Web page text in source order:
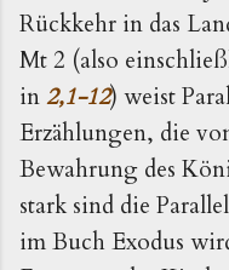
Rückkehr in das
Mt 2 (also
in2,1-12) weist
Erzählungen, die
Bewahrung des
stark sind die
im Buch Exodus